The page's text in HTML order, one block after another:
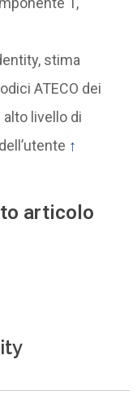
stima
ATECO dei
livello di
↑
articolo